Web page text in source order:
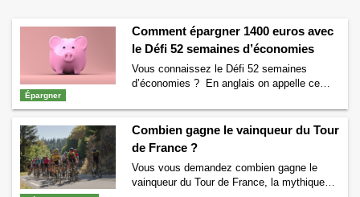
Épargner
Comment épargner 1400 euros avec
le Défi 52 semaines d’économies
Vous connaissez le Défi 52 semaines
d’économies ? En anglais on appelle ce
permet d’économiser près de 1400 euros en
52 semaines. Comment fonctionne le Défi
52 semaines d’économies ? Le but du Défi
52 semaines d’économies est très simple.
En effet ce défi consiste à mettre …
Continuer la lecture deComment épargner
Combien gagne le vainqueur du Tour
de France ?
Vous vous demandez combien gagne le
vainqueur du Tour de France, la mythique